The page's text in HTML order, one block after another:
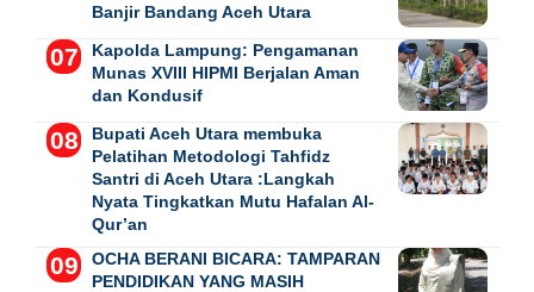
Banjir Bandang Aceh Utara
Kapolda Lampung: Pengamanan
Munas XVIII HIPMI Berjalan Aman
dan Kondusif
Bupati Aceh Utara membuka
Pelatihan Metodologi Tahfidz
Santri di Aceh Utara :Langkah
Nyata Tingkatkan Mutu Hafalan Al-
Qur’an
OCHA BERANI BICARA: TAMPARAN
PENDIDIKAN YANG MASIH